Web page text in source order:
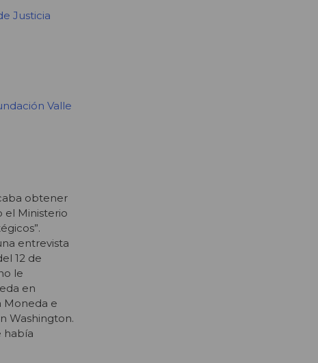
Justicia
Valle
obtener
el Ministerio
entrevista
12 de
le
en
Moneda e
Washington.
había